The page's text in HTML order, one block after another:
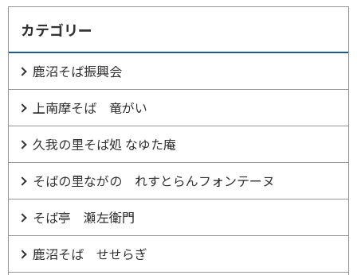
カテゴリー
鹿沼そば振興会
上南摩そば 竜がい
久我の里そば処 なゆた庵
そばの里ながの れすとらんフォンテーヌ
そば亭 瀬左衛門
鹿沼そば せせらぎ